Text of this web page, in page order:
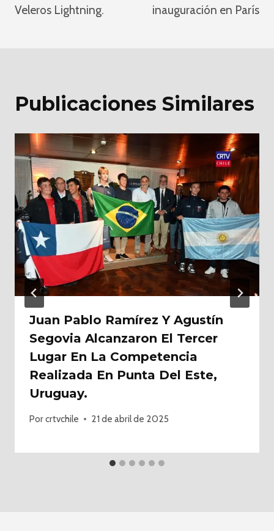
Entradas
Veleros Lightning.
inauguración en París
Publicaciones Similares
Juan Pablo Ramírez Y Agustín
Segovia Alcanzaron El Tercer
Lugar En La Competencia
Realizada En Punta Del Este,
Uruguay.
Porcrtvchile 21 de abril de 2025